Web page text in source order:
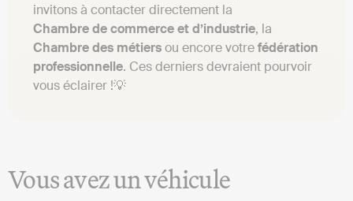
invitons à contacter directement la
Chambre de commerce et d’industrie, la
Chambre des métiersou encore votrefédération
professionnelle. Ces derniers devraient pourvoir
vous éclairer !💡
Vous avez un véhicule